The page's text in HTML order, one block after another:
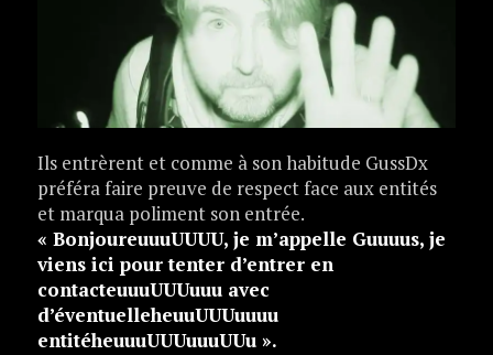
Ils entrèrent et comme à son habitude GussDx
préféra faire preuve de respect face aux entités
et marqua poliment son entrée.
« BonjoureuuuUUUU, je m’appelle Guuuus, je
viens ici pour tenter d’entrer en
contacteuuuUUUuuu avec
d’éventuelleheuuUUUuuuu
entitéheuuuUUUuuuUUu ».